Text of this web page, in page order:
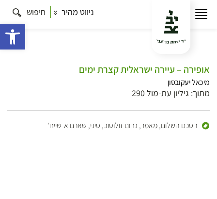
ניווט מהיר חיפוש
אופירה – עיירה ישראלית קצרת ימים
מיכאל יעקובסון
מתוך: גיליון עת-מול 290
הסכם השלום,מאמר, נחום זולוטוב, סיני, שארם א־שייח'